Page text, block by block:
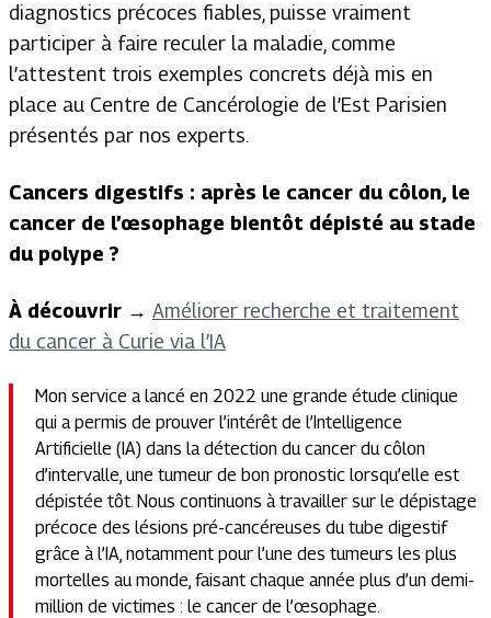
diagnostics précoces fiables, puisse vraiment
participer à faire reculer la maladie, comme
l’attestent trois exemples concrets déjà mis en
place au Centre de Cancérologie de l’Est Parisien
présentés par nos experts.
Cancers digestifs : après le cancer du côlon, le
cancer de l’œsophage bientôt dépisté au stade
du polype ?
À découvrir → Améliorer recherche et traitement
du cancer à Curie via l’IA
Mon service a lancé en 2022 une grande étude clinique
qui a permis de prouver l’intérêt de l’Intelligence
Artificielle (IA) dans la détection du cancer du côlon
d’intervalle, une tumeur de bon pronostic lorsqu’elle est
dépistée tôt. Nous continuons à travailler sur le dépistage
précoce des lésions pré-cancéreuses du tube digestif
grâce à l’IA, notamment pour l’une des tumeurs les plus
mortelles au monde, faisant chaque année plus d’un demi-
million de victimes : le cancer de l’œsophage.